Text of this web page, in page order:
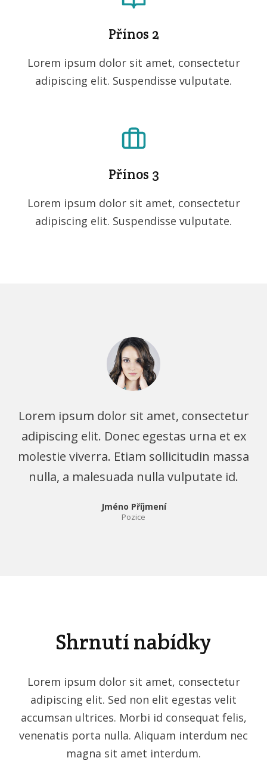
Přínos 2
Lorem ipsum dolor sit amet, consectetur
adipiscing elit. Suspendisse vulputate.
Přínos 3
Lorem ipsum dolor sit amet, consectetur
adipiscing elit. Suspendisse vulputate.
Lorem ipsum dolor sit amet, consectetur
adipiscing elit. Donec egestas urna et ex
molestie viverra. Etiam sollicitudin massa
nulla, a malesuada nulla vulputate id.
Jméno Příjmení
Pozice
Shrnutí nabídky
Lorem ipsum dolor sit amet, consectetur
adipiscing elit. Sed non elit egestas velit
accumsan ultrices. Morbi id consequat felis,
venenatis porta nulla. Aliquam interdum nec
magna sit amet interdum.